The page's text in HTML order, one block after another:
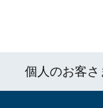
個人のお客さ